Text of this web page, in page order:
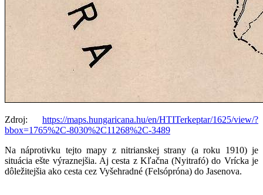
Zdroj: https://maps.hungaricana.hu/en/HTITerkeptar/1625/view/?
bbox=1765%2C-8030%2C11268%2C-3489
Na náprotivku tejto mapy z nitrianskej strany (a roku 1910) je
situácia ešte výraznejšia. Aj cesta z Kľačna (Nyitrafó) do Vrícka je
dôležitejšia ako cesta cez Vyšehradné (Felsópróna) do Jasenova.